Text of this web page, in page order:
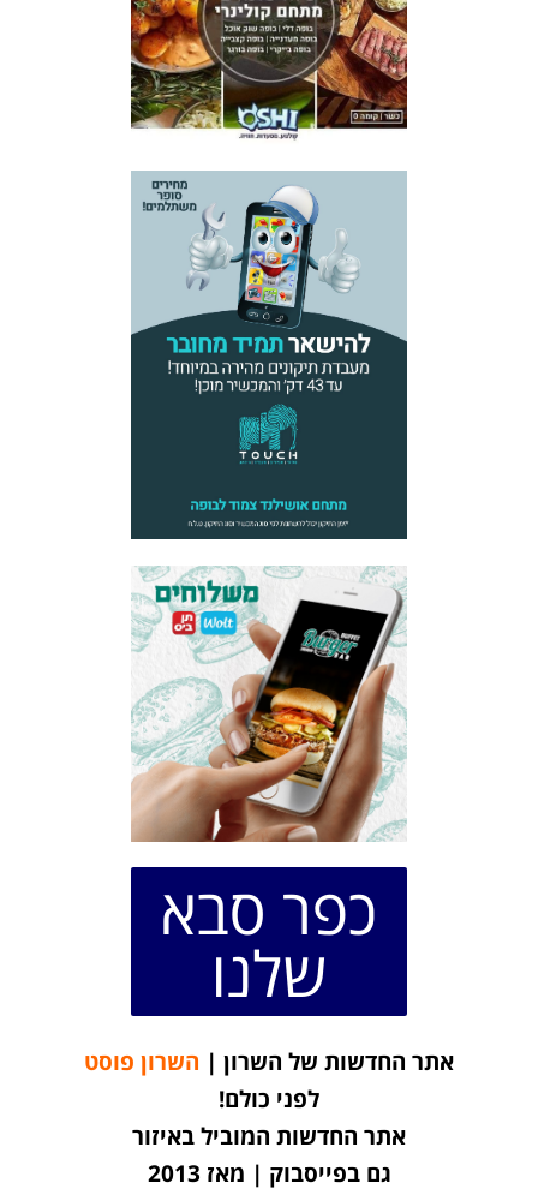
כפר סבא
שלנו
אתר החדשות של השרון | השרון פוסט
לפני כולם!
אתר החדשות המוביל באיזור
גם בפייסבוק | מאז 2013